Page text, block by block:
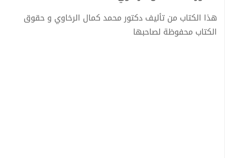
هذا الكتاب من تأليف دكتور محمد كمال الرخاوي و حقوق
الكتاب محفوظة لصاحبها